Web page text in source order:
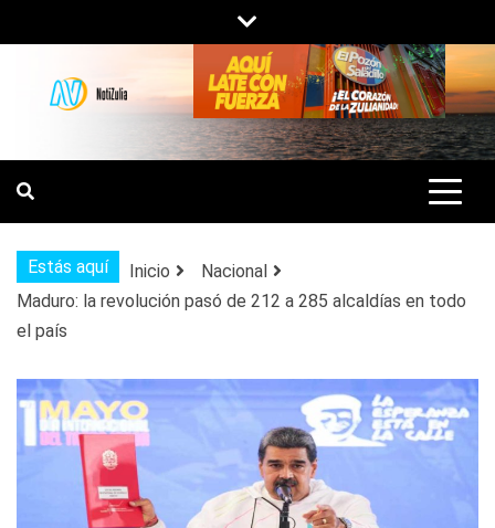
al
contenido
NOTIZULIA
NOTICIAS DEL ZULIA, VENEZUELA Y
DE INTERÉS GENERAL.
Estás aquí Inicio
Nacional
Maduro: la revolución pasó de 212 a 285 alcaldías en todo
el país